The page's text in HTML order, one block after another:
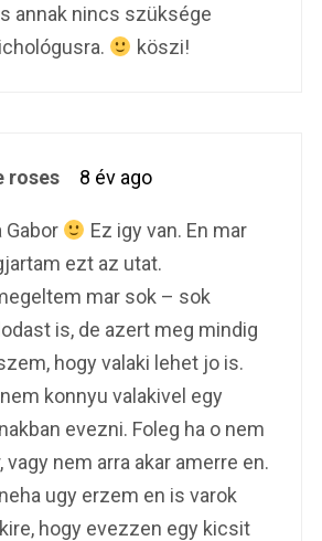
annak nincs szüksége
köszi!
roses 8 év ago
Gabor
Ez igy van. En mar
ezt az utat.
mar sok – sok
is, de azert meg mindig
hogy valaki lehet jo is.
konnyu valakivel egy
evezni. Foleg ha o nem
vagy nem arra akar amerre en.
ugy erzem en is varok
hogy evezzen egy kicsit